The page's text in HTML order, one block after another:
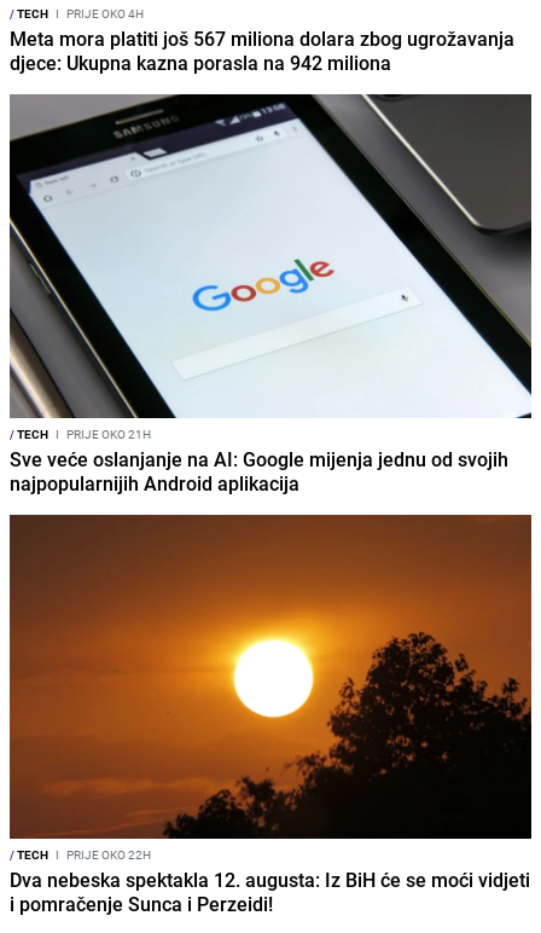
/TECH I PRIJE OKO 4H
Meta mora platiti još 567 miliona dolara zbog ugrožavanja
djece: Ukupna kazna porasla na 942 miliona
/TECH I PRIJE OKO 21H
Sve veće oslanjanje na AI: Google mijenja jednu od svojih
najpopularnijih Android aplikacija
/TECH I PRIJE OKO 22H
Dva nebeska spektakla 12. augusta: Iz BiH će se moći vidjeti
i pomračenje Sunca i Perzeidi!